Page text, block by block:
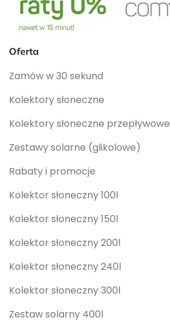
Oferta
Zamów w 30 sekund
Kolektory słoneczne
Kolektory słoneczne przepływowe
Zestawy solarne (glikolowe)
Rabaty i promocje
Kolektor słoneczny 100l
Kolektor słoneczny 150l
Kolektor słoneczny 200l
Kolektor słoneczny 240l
Kolektor słoneczny 300l
Zestaw solarny 400l